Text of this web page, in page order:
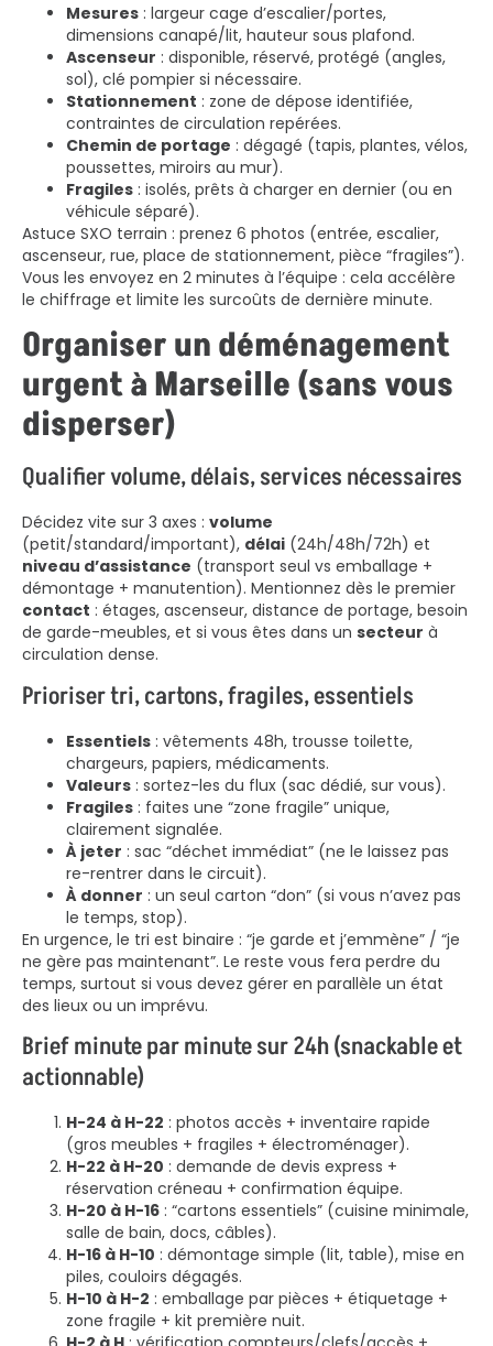
Mesures : largeur cage d’escalier/portes,
dimensions canapé/lit, hauteur sous plafond.
Ascenseur : disponible, réservé, protégé (angles,
sol), clé pompier si nécessaire.
Stationnement : zone de dépose identifiée,
contraintes de circulation repérées.
Chemin de portage : dégagé (tapis, plantes, vélos,
poussettes, miroirs au mur).
Fragiles : isolés, prêts à charger en dernier (ou en
véhicule séparé).
Astuce SXO terrain : prenez 6 photos (entrée, escalier,
ascenseur, rue, place de stationnement, pièce “fragiles”).
Vous les envoyez en 2 minutes à l’équipe : cela accélère
le chiffrage et limite les surcoûts de dernière minute.
Organiser un déménagement
urgent à Marseille (sans vous
disperser)
Qualifier volume, délais, services nécessaires
Décidez vite sur 3 axes : volume
(petit/standard/important), délai (24h/48h/72h) et
niveau d’assistance (transport seul vs emballage +
démontage + manutention). Mentionnez dès le premier
contact : étages, ascenseur, distance de portage, besoin
de garde-meubles, et si vous êtes dans un secteur à
circulation dense.
Prioriser tri, cartons, fragiles, essentiels
Essentiels : vêtements 48h, trousse toilette,
chargeurs, papiers, médicaments.
Valeurs : sortez-les du flux (sac dédié, sur vous).
Fragiles : faites une “zone fragile” unique,
clairement signalée.
À jeter : sac “déchet immédiat” (ne le laissez pas
re-rentrer dans le circuit).
À donner : un seul carton “don” (si vous n’avez pas
le temps, stop).
En urgence, le tri est binaire : “je garde et j’emmène” / “je
ne gère pas maintenant”. Le reste vous fera perdre du
temps, surtout si vous devez gérer en parallèle un état
des lieux ou un imprévu.
Brief minute par minute sur 24h (snackable et
actionnable)
H-24 à H-22 : photos accès + inventaire rapide
(gros meubles + fragiles + électroménager).
H-22 à H-20 : demande de devis express +
réservation créneau + confirmation équipe.
H-20 à H-16 : “cartons essentiels” (cuisine minimale,
salle de bain, docs, câbles).
H-16 à H-10 : démontage simple (lit, table), mise en
piles, couloirs dégagés.
H-10 à H-2 : emballage par pièces + étiquetage +
zone fragile + kit première nuit.